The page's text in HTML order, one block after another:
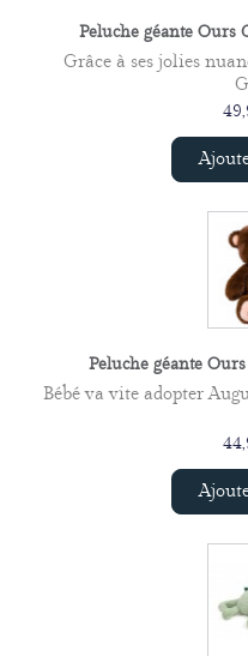
Peluche géante Ours
Grâce à ses jolies
Peluche géante
Bébé va vite adopter